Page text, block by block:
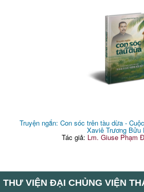
Truyện ngắn: Con sóc trên tàu dừa -
Xaviê Trương Bửu
Tác giả: Lm. Giuse Phạm
THƯ VIỆN ĐẠI CHỦNG VIỆN